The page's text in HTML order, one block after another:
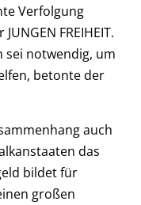
Verfolgung
FREIHEIT.
sei notwendig, um
betonte der
auch
das
bildet für
großen